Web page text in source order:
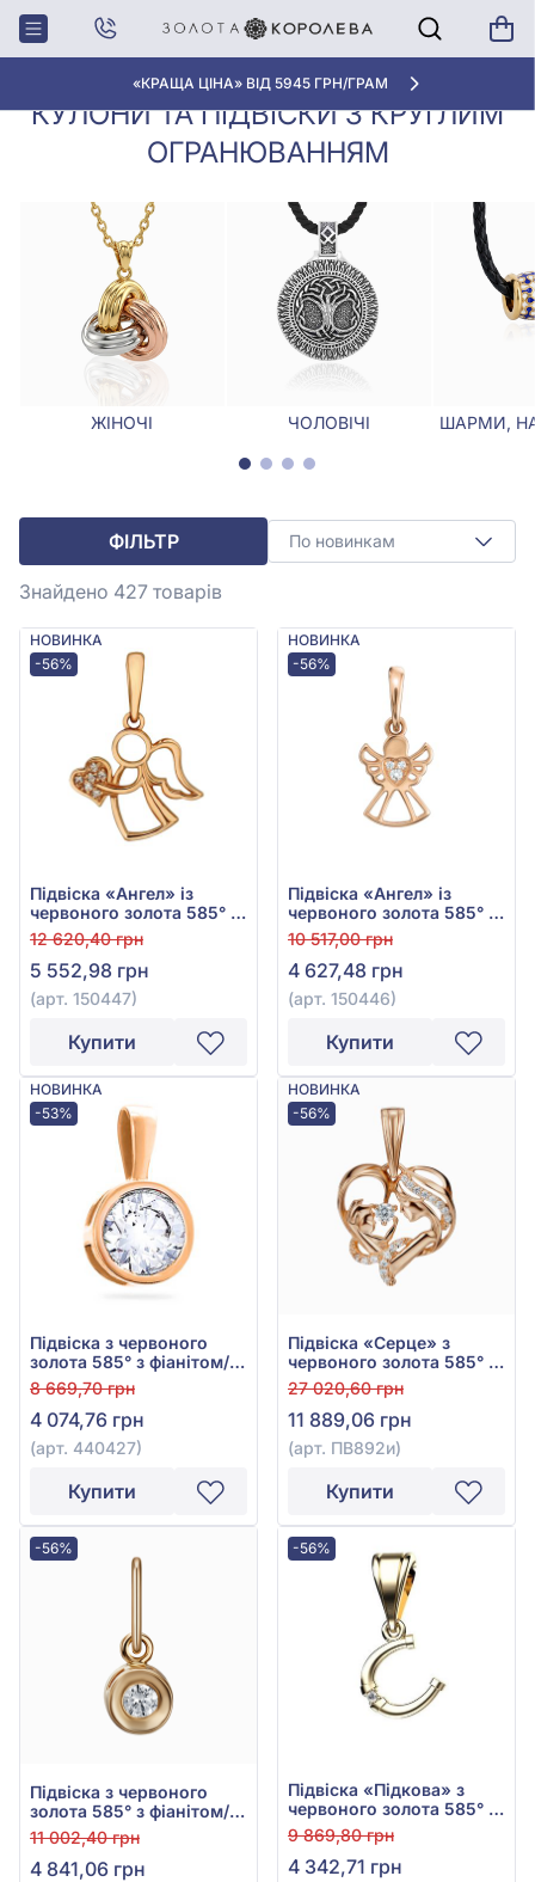
«КРАЩА ЦІНА» ВІД 5945 ГРН/ГРАМ
Головна
Кулони,
Підвіски
Кулони та підвіски з круглим
огранюванням
КУЛОНИ ТА ПІДВІСКИ З КРУГЛИМ
ОГРАНЮВАННЯМ
ЖІНОЧІ ЧОЛОВІЧІ ШАРМИ,
ФІЛЬТР По новинкам
Знайдено 427 товарів
НОВИНКА
-56%
Підвіска «Ангел» із
червоного золота 585° з
фіанітами, арт. 150447
12 620,40 грн
5 552,98 грн
(арт. 150447)
Купити
НОВИНКА
-56%
Підвіска «Ангел» із
червоного золота 585° з
фіанітом/куб.цирконієм,
арт. 150446
10 517,00 грн
4 627,48 грн
(арт. 150446)
Купити
НОВИНКА
-53%
Підвіска з червоного
золота 585° з фіанітом/
куб.цирконієм, арт.
440427
8 669,70 грн
4 074,76 грн
(арт. 440427)
Купити
НОВИНКА
-56%
Підвіска «Серце» з
червоного золота 585° з
фіанітом/куб.цирконієм,
арт. ПВ892и
27 020,60 грн
11 889,06 грн
(арт. ПВ892и)
Купити
-56%
Підвіска з червоного
золота 585° з фіанітом/
куб.цирконієм, арт.
150325
11 002,40 грн
4 841,06 грн
-56%
Підвіска «Підкова» з
червоного золота 585° з
фіанітом/куб.цирконієм,
арт. 150288
9 869,80 грн
4 342,71 грн